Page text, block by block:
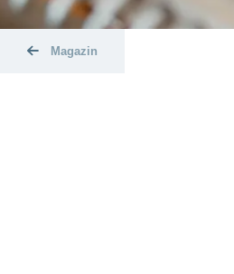
Magazin